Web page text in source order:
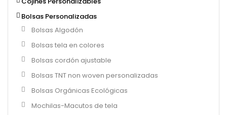
Bolsas Personalizadas
Bolsas Algodón
Bolsas tela en colores
Bolsas cordón ajustable
Bolsas TNT non woven personalizadas
Bolsas Orgánicas Ecológicas
Mochilas-Macutos de tela